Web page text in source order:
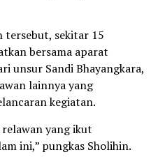
tersebut, sekitar 15
bersama aparat
unsur Sandi Bhayangkara,
lainnya yang
kegiatan.
yang ikut
ini,” pungkas Sholihin.